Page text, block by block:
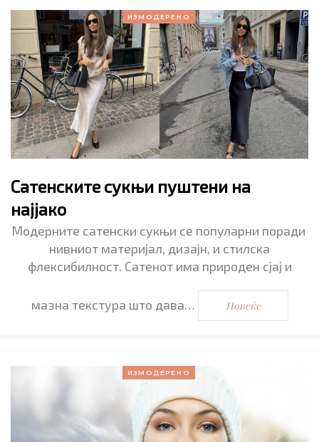
ИЗМОДЕРЕНО
Сатенските сукњи пуштени на
најјако
Модерните сатенски сукњи се популарни поради
нивниот материјал, дизајн, и стилска
флексибилност. Сатенот има природен сјај и
мазна текстура што дава… Повеќе
ИЗМОДЕРЕНО